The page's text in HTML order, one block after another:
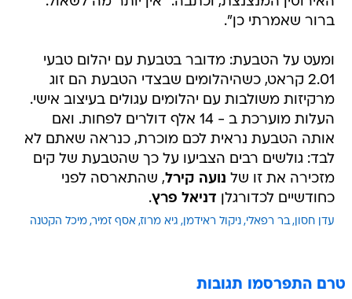
ברור שאמרתי כן".
ומעט על הטבעת: מדובר בטבעת עם יהלום טבעי
2.01 קראט, כשהיהלומים שבצדי הטבעת הם זוג
מרקיזות משולבות עם יהלומים עגולים בעיצוב אישי.
העלות מוערכת ב - 14 אלף דולרים לפחות. ואם
אותה הטבעת נראית לכם מוכרת, כנראה שאתם לא
לבד: גולשים רבים הצביעו על כך שהטבעת של קים
מזכירה את זו של נועה קירל, שהתארסה לפני
כחודשיים לכדורגלן דניאל פרץ.
עדן חסון בר רפאלי ניקול ראידמן גיא מרוז אסף זמיר מיכל הקטנה
טרם התפרסמו תגובות